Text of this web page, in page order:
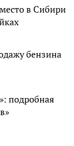
в Сибири
бензина
подробная